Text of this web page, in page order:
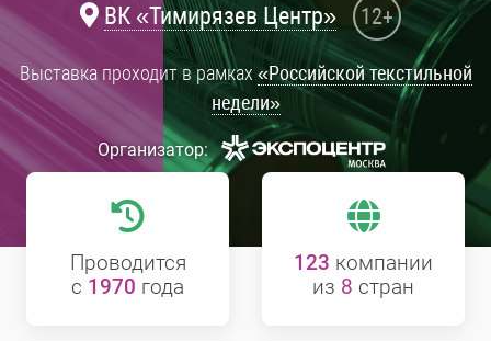
ВК «Тимирязев Центр» 12+
Выставка проходит в рамках «Российской текстильной
недели»
Организатор:
Проводится
с 1970 года
123 компании
из 8 стран